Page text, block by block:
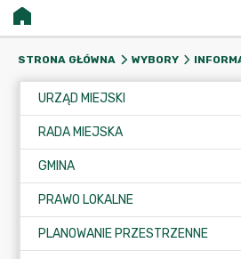
STRONA GŁÓWNA WYBORY
URZĄD MIEJSKI
RADA MIEJSKA
GMINA
PRAWO LOKALNE
PLANOWANIE PRZESTRZENNE